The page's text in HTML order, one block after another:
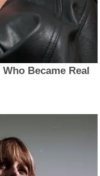
Became Real